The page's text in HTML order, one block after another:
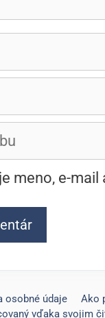
meno, e-
osobné údaje Ako
vďaka svojim